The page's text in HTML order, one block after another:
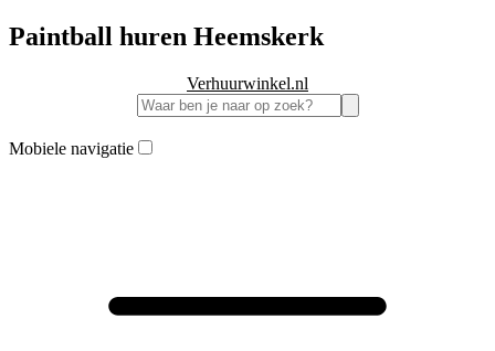
Paintball huren Heemskerk
Verhuurwinkel.nl
Mobiele navigatie